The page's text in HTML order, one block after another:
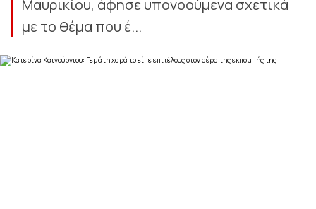
Μαυρικίου, άφησε υπονοούμενα σχετικά
με το θέμα που έ...